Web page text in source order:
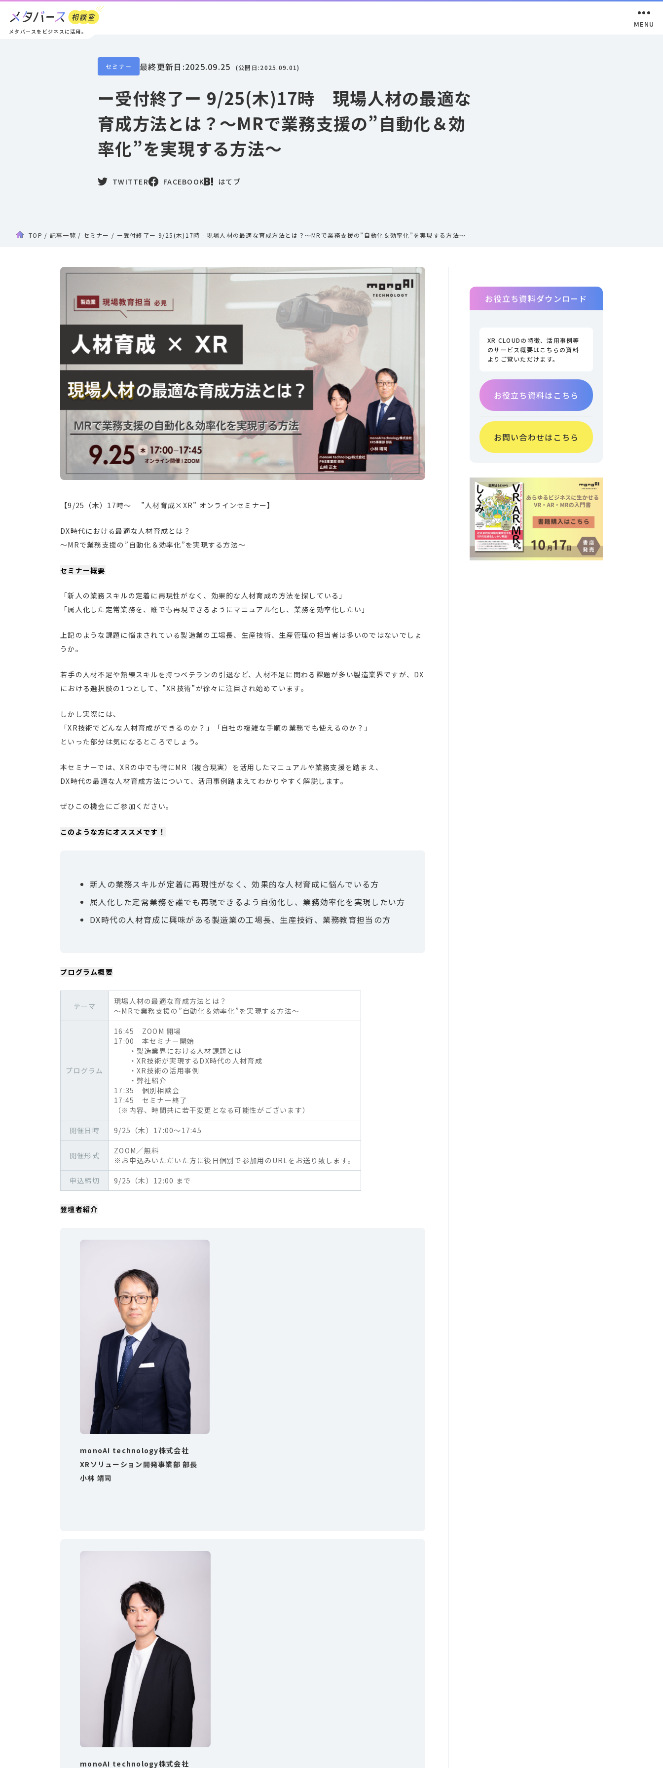
メタバースをビジネスに活用。
セミナー 最終更新日:2025.09.25 (公開日:2025.09.01)
ー受付終了ー 9/25(木)17時 現場人材の最適な
育成方法とは？～MRで業務支援の”自動化＆効
率化”を実現する方法～
TWITTER FACEBOOK はてブ
TOP / 記事一覧 / セミナー / ー受付終了ー 9/25(木)17時 現場人材の最適な育成方法とは？～MRで業務支援の”自動化＆効率化”を実現する方法～
【9/25（木）17時～ ”人材育成×XR” オンラインセミナー】
DX時代における最適な人材育成とは？
～MRで業務支援の”自動化＆効率化”を実現する方法～
セミナー概要
「新人の業務スキルの定着に再現性がなく、効果的な人材育成の方法を探している」
「属人化した定常業務を、誰でも再現できるようにマニュアル化し、業務を効率化したい」
上記のような課題に悩まされている製造業の工場長、生産技術、生産管理の担当者は多いのではないでしょ
うか。
若手の人材不足や熟練スキルを持つベテランの引退など、人材不足に関わる課題が多い製造業界ですが、DX
における選択肢の1つとして、”XR技術”が徐々に注目され始めています。
しかし実際には、
「XR技術でどんな人材育成ができるのか？」「自社の複雑な手順の業務でも使えるのか？」
といった部分は気になるところでしょう。
本セミナーでは、XRの中でも特にMR（複合現実）を活用したマニュアルや業務支援を踏まえ、
DX時代の最適な人材育成方法について、活用事例踏まえてわかりやすく解説します。
ぜひこの機会にご参加ください。
このような方にオススメです！
新人の業務スキルが定着に再現性がなく、効果的な人材育成に悩んでいる方
属人化した定常業務を誰でも再現できるよう自動化し、業務効率化を実現したい方
DX時代の人材育成に興味がある製造業の工場長、生産技術、業務教育担当の方
プログラム概要
テーマ
現場人材の最適な育成方法とは？
～MRで業務支援の”自動化＆効率化”を実現する方法～
プログラム
16:45 ZOOM 開場
17:00 本セミナー開始
・製造業界における人材課題とは
・XR技術が実現するDX時代の人材育成
・XR技術の活用事例
・弊社紹介
17:35 個別相談会
17:45 セミナー終了
（※内容、時間共に若干変更となる可能性がございます）
開催日時 9/25（木）17:00～17:45
開催形式
ZOOM／無料
※お申込みいただいた方に後日個別で参加用のURLをお送り致します。
申込締切 9/25（木）12:00 まで
登壇者紹介
monoAI technology株式会社
XRソリューション開発事業部 部長
小林 靖司
monoAI technology株式会社
お役立ち資料ダウンロード
XR CLOUDの特徴、活用事例等
のサービス概要はこちらの資料
よりご覧いただけます。
お役立ち資料はこちら
お問い合わせはこちら